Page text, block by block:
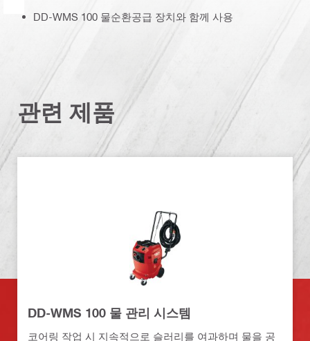
DD-WMS 100 물순환공급 장치와 함께 사용
관련 제품
DD-WMS 100 물 관리 시스템
코어링 작업 시 지속적으로 슬러리를 여과하며 물을 공